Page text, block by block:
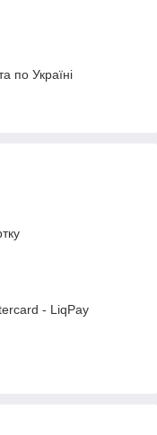
по Україні
- LiqPay